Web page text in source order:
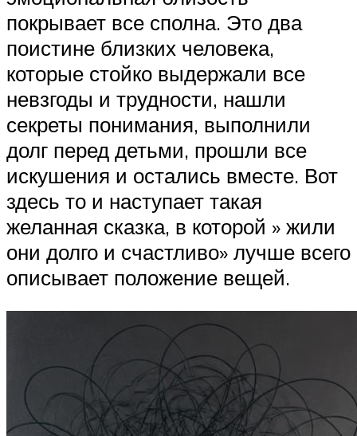
покрывает все сполна. Это два
поистине близких человека,
которые стойко выдержали все
невзгоды и трудности, нашли
секреты понимания, выполнили
долг перед детьми, прошли все
искушения и остались вместе. Вот
здесь то и наступает такая
желанная сказка, в которой » жили
они долго и счастливо» лучше всего
описывает положение вещей.